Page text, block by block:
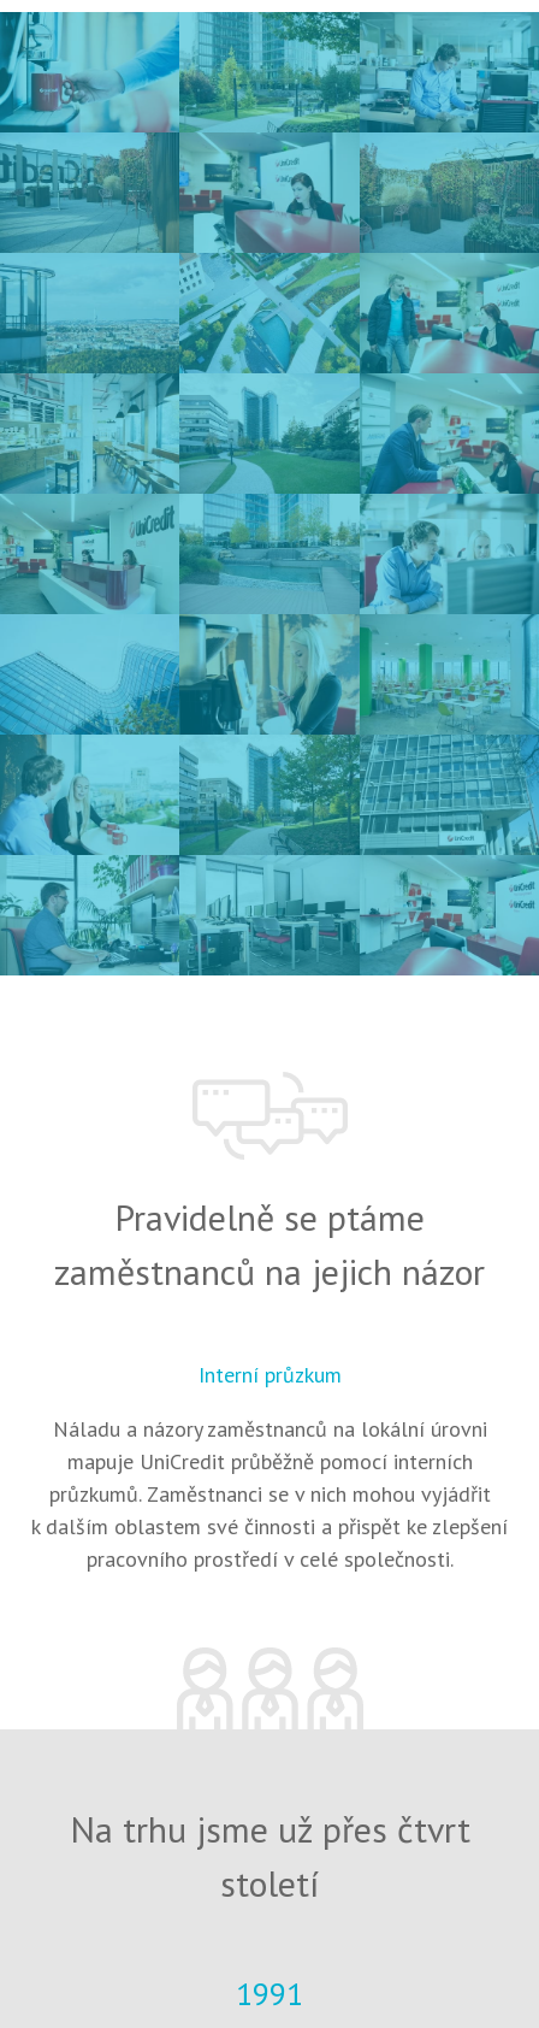
Pravidelně se ptáme
zaměstnanců na jejich názor
Interní průzkum
Náladu a názory zaměstnanců na lokální úrovni
mapuje UniCredit průběžně pomocí interních
průzkumů. Zaměstnanci se v nich mohou vyjádřit
k dalším oblastem své činnosti a přispět ke zlepšení
pracovního prostředí v celé společnosti.
Na trhu jsme už přes čtvrt
století
1991